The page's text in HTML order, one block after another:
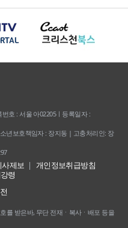
호 : 서울 아02205ㅣ등록일자 :
년보호책임자 : 장지동 | 고충처리인: 장
사제보
개인정보취급방침
령
를 받은바, 무단 전재ㆍ복사ㆍ배포 등을